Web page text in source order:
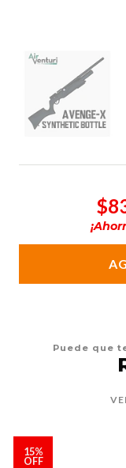
Puede que
15%
OFF